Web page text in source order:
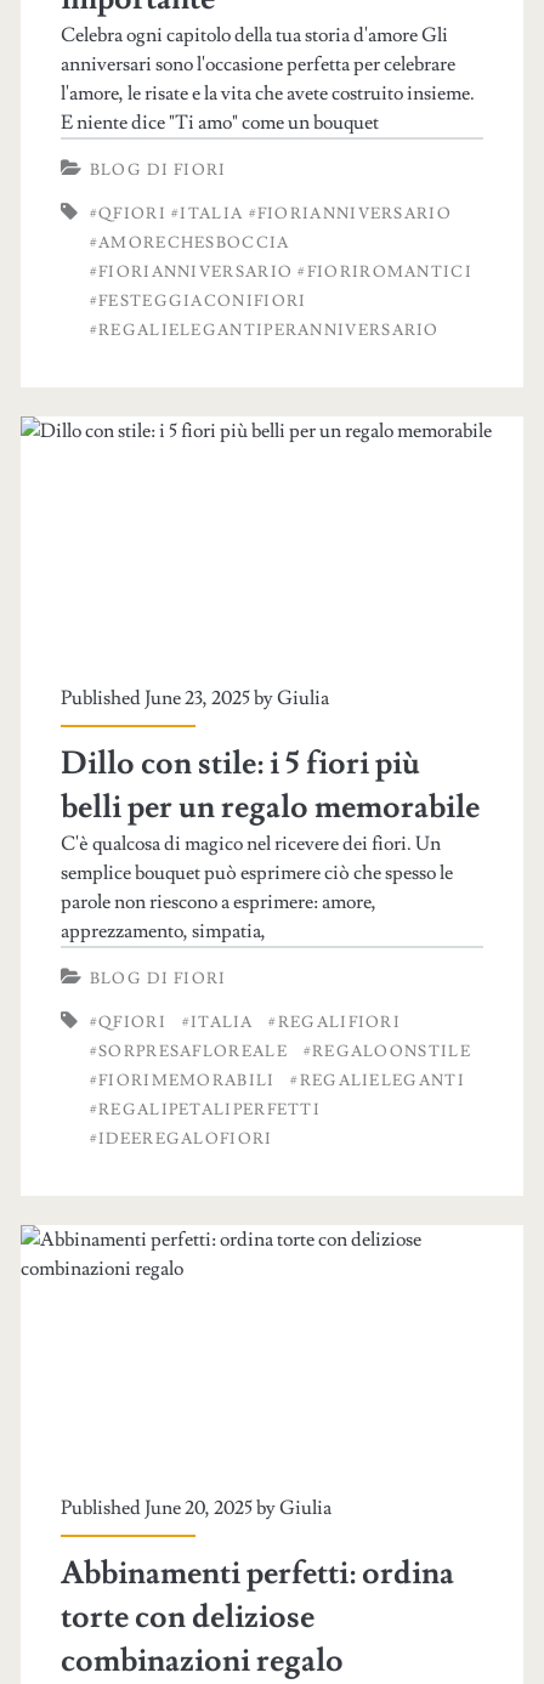
Celebra ogni capitolo della tua storia d'amore Gli
anniversari sono l'occasione perfetta per celebrare
l'amore, le risate e la vita che avete costruito insieme.
E niente dice "Ti amo" come un bouquet
BLOG DI FIORI
#QFIORI #ITALIA #FIORIANNIVERSARIO
#AMORECHESBOCCIA
#FIORIANNIVERSARIO #FIORIROMANTICI
#FESTEGGIACONIFIORI
#REGALIELEGANTIPERANNIVERSARIO
Published June 23, 2025 byGiulia
Dillo con stile: i 5 fiori più
belli per un regalo memorabile
C'è qualcosa di magico nel ricevere dei fiori. Un
semplice bouquet può esprimere ciò che spesso le
parole non riescono a esprimere: amore,
apprezzamento, simpatia,
BLOG DI FIORI
#QFIORI #ITALIA
#REGALIFIORI
#SORPRESAFLOREALE
#REGALOONSTILE
#FIORIMEMORABILI
#REGALIELEGANTI
#REGALIPETALIPERFETTI
#IDEEREGALOFIORI
Published June 20, 2025 byGiulia
Abbinamenti perfetti: ordina
torte con deliziose
combinazioni regalo